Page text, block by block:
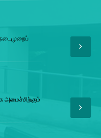
அமைச்சிற்கும்